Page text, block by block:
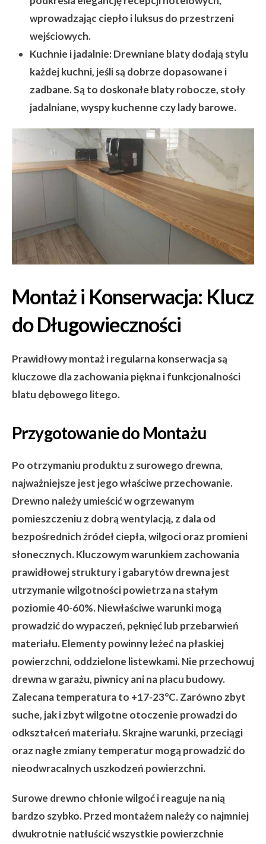
wprowadzając ciepło i luksus do przestrzeni
wejściowych.
Kuchnie i jadalnie:Drewniane blaty dodają stylu
każdej kuchni, jeśli są dobrze dopasowane i
zadbane. Są to doskonałe blaty robocze, stoły
jadalniane, wyspy kuchenne czy lady barowe.
Montaż i Konserwacja: Klucz
do Długowieczności
Prawidłowy montaż i regularna konserwacja są
kluczowe dla zachowania piękna i funkcjonalności
blatu dębowego litego.
Przygotowanie do Montażu
Po otrzymaniu produktu z surowego drewna,
najważniejsze jest jego właściwe przechowanie.
Drewno należy umieścić w ogrzewanym
pomieszczeniu z dobrą wentylacją, z dala od
bezpośrednich źródeł ciepła, wilgoci oraz promieni
słonecznych. Kluczowym warunkiem zachowania
prawidłowej struktury i gabarytów drewna jest
utrzymanie wilgotności powietrza na stałym
poziomie 40-60%. Niewłaściwe warunki mogą
prowadzić do wypaczeń, pęknięć lub przebarwień
materiału. Elementy powinny leżeć na płaskiej
powierzchni, oddzielone listewkami. Nie przechowuj
drewna w garażu, piwnicy ani na placu budowy.
Zalecana temperatura to +17-23°C. Zarówno zbyt
suche, jak i zbyt wilgotne otoczenie prowadzi do
odkształceń materiału. Skrajne warunki, przeciągi
oraz nagłe zmiany temperatur mogą prowadzić do
nieodwracalnych uszkodzeń powierzchni.
Surowe drewno chłonie wilgoć i reaguje na nią
bardzo szybko. Przed montażem należy co najmniej
dwukrotnie natłuścić wszystkie powierzchnie